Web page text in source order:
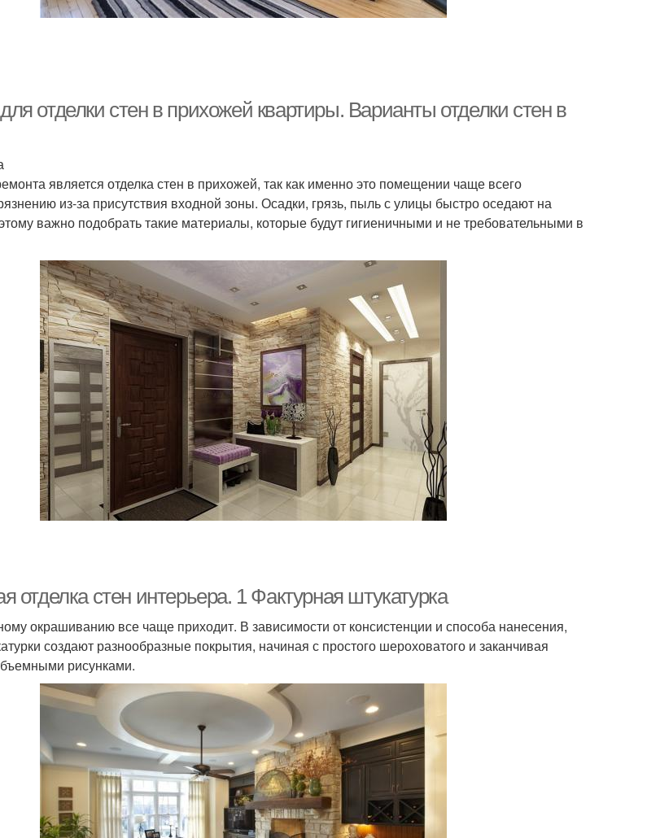
Требования к
Утеплитель для
отделки стен в прихожей квартиры. Варианты отделки стен в
является отделка стен в прихожей, так как именно это помещении чаще всего
из-за присутствия входной зоны. Осадки, грязь, пыль с улицы быстро оседают на
важно подобрать такие материалы, которые будут гигиеничными и не требовательными в
отделка стен интерьера. 1 Фактурная штукатурка
окрашиванию все чаще приходит. В зависимости от консистенции и способа нанесения,
создают разнообразные покрытия, начиная с простого шероховатого и заканчивая
рисунками.